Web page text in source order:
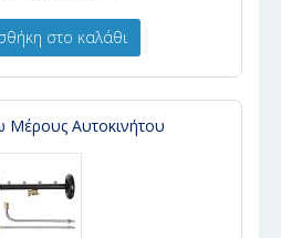
στο καλάθι
Μέρους Αυτοκινήτου